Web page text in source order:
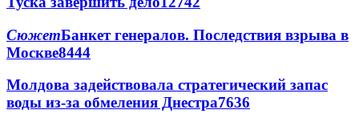
СюжетБанкет генералов. Последствия взрыва в
Москве8444
Молдова задействовала стратегический запас
воды из-за обмеления Днестра7636